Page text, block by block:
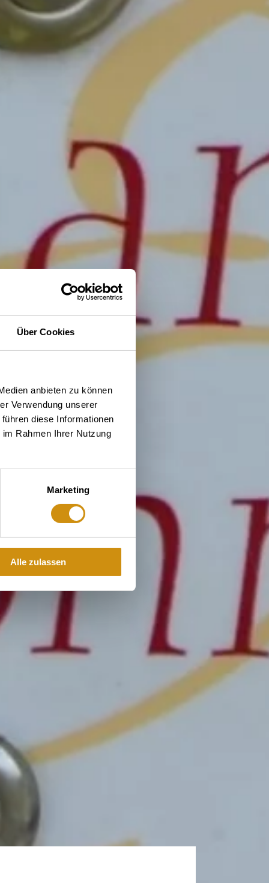
Über Cookies
anbieten zu können
Verwendung unserer
diese Informationen
Rahmen Ihrer Nutzung
Marketing
Alle zulassen